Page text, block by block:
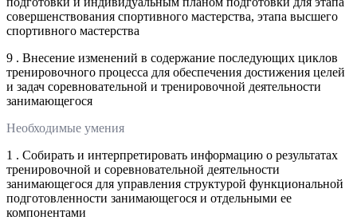
совершенствования спортивного мастерства, этапа высшего
спортивного мастерства
9 . Внесение изменений в содержание последующих циклов
тренировочного процесса для обеспечения достижения целей
и задач соревновательной и тренировочной деятельности
занимающегося
Необходимые умения
1 . Собирать и интерпретировать информацию о результатах
тренировочной и соревновательной деятельности
занимающегося для управления структурой функциональной
подготовленности занимающегося и отдельными ее
компонентами